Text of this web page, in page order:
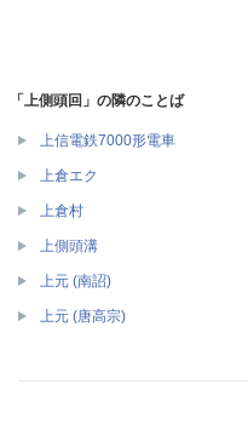
「上側頭回」の隣のことば
上信電鉄7000形電車
上倉エク
上倉村
上側頭溝
上元 (南詔)
上元 (唐高宗)